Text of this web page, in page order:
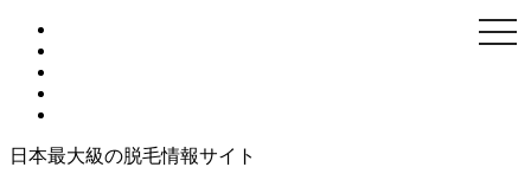
日本最大級の脱毛情報サイト